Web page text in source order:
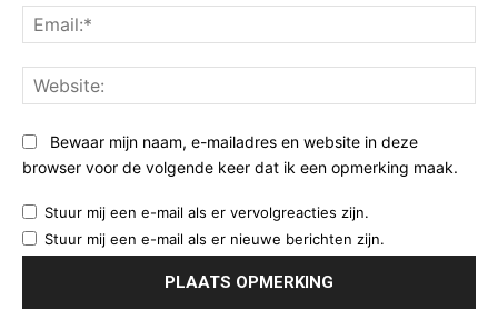
Bewaar mijn naam, e-mailadres en website in deze
browser voor de volgende keer dat ik een opmerking maak.
Stuur mij een e-mail als er vervolgreacties zijn.
Stuur mij een e-mail als er nieuwe berichten zijn.